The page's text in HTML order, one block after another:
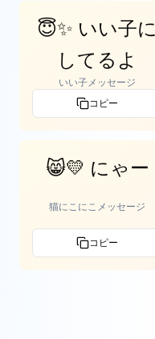
😇✨ いい子に
してるよ
いい子メッセージ
コピー
😸💛 にゃー
猫にこにこメッセージ
コピー